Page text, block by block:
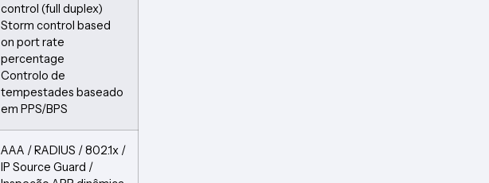
control (full duplex)
Storm control based
on port rate
percentage
Controlo de
tempestades baseado
em PPS/BPS
AAA / RADIUS / 802.1x /
IP Source Guard /